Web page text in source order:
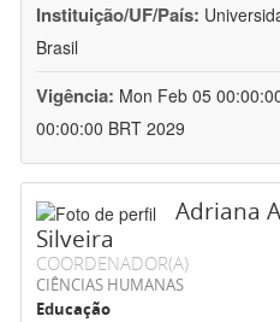
Instituição/UF/País:
Brasil
Vigência: Mon Feb 05
00:00:00 BRT 2029
Adriana
Silveira
COORDENADOR(A)
CIÊNCIAS HUMANAS
Educação